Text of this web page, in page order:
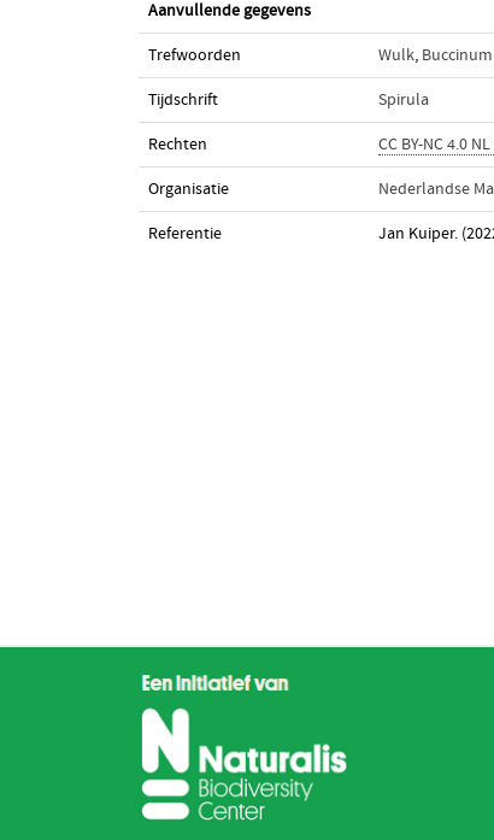
Aanvullende gegevens
Trefwoorden Wulk,
Tijdschrift Spirula
Rechten CC BY-NC 4.0
Organisatie Nederlandse
Referentie Jan Kuiper.